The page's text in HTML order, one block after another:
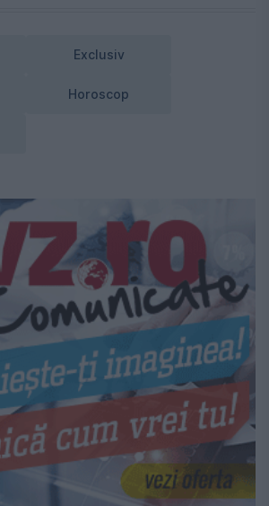
Exclusiv
Horoscop